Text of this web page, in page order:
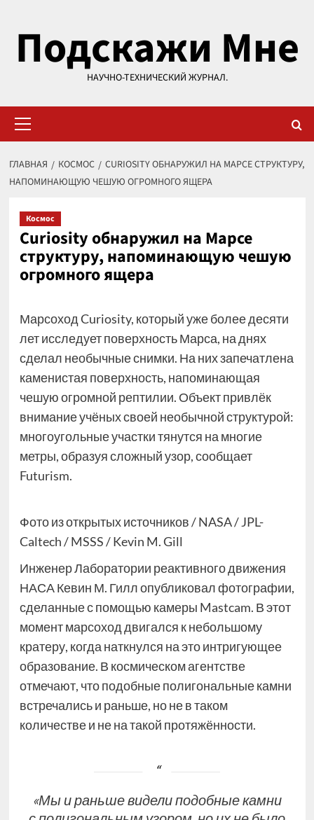
содержимому
Подскажи Мне
НАУЧНО-ТЕХНИЧЕСКИЙ ЖУРНАЛ.
меню
ГЛАВНАЯ КОСМОС
CURIOSITY ОБНАРУЖИЛ НА МАРСЕ СТРУКТУРУ,
НАПОМИНАЮЩУЮ ЧЕШУЮ ОГРОМНОГО ЯЩЕРА
Космос
Curiosity обнаружил на Марсе
структуру, напоминающую чешую
огромного ящера
Марсоход Curiosity, который уже более десяти
лет исследует поверхность Марса, на днях
сделал необычные снимки. На них запечатлена
каменистая поверхность, напоминающая
чешую огромной рептилии. Объект привлёк
внимание учёных своей необычной структурой:
многоугольные участки тянутся на многие
метры, образуя сложный узор, сообщает
Futurism.
Фото из открытых источников / NASA / JPL-
Caltech / MSSS / Kevin M. Gill
Инженер Лаборатории реактивного движения
НАСА Кевин М. Гилл опубликовал фотографии,
сделанные с помощью камеры Mastcam. В этот
момент марсоход двигался к небольшому
кратеру, когда наткнулся на это интригующее
образование. В космическом агентстве
отмечают, что подобные полигональные камни
встречались и раньше, но не в таком
количестве и не на такой протяжённости.
«Мы и раньше видели подобные камни